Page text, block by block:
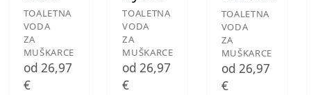
TOALETNA
VODA
ZA
MUŠKARCE
od 26,97
€
TOALETNA
VODA
ZA
MUŠKARCE
od 26,97
€
TOALETNA
VODA
ZA
MUŠKARCE
od 26,97
€